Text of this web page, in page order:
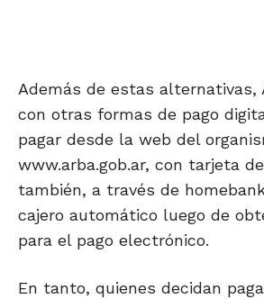
Además de estas alternativas,
con otras formas de pago
pagar desde la web del
www.arba.gob.ar, con tarjeta
también, a través de
cajero automático luego de
para el pago electrónico.
En tanto, quienes decidan